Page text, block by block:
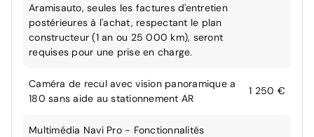
Aramisauto, seules les factures d'entretien
postérieures à l'achat, respectant le plan
constructeur (1 an ou 25 000 km), seront
requises pour une prise en charge.
Caméra de recul avec vision panoramique a
180 sans aide au stationnement AR
1 250 €
Multimédia Navi Pro - Fonctionnalités